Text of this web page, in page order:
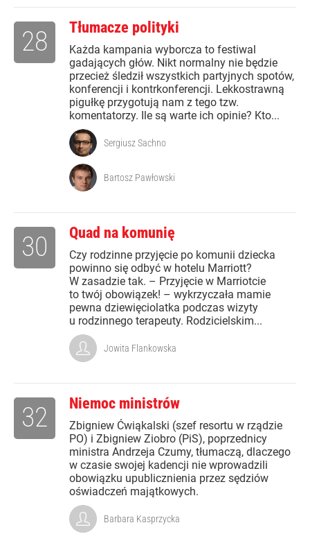
Tłumacze polityki
Każda kampania wyborcza to festiwal
gadających głów. Nikt normalny nie będzie
przecież śledził wszystkich partyjnych spotów,
konferencji i kontrkonferencji. Lekkostrawną
pigułkę przygotują nam z tego tzw.
komentatorzy. Ile są warte ich opinie? Kto...
28
Sergiusz Sachno
Bartosz Pawłowski
Quad na komunię
Czy rodzinne przyjęcie po komunii dziecka
powinno się odbyć w hotelu Marriott?
W zasadzie tak. – Przyjęcie w Marriotcie
to twój obowiązek! – wykrzyczała mamie
pewna dziewięciolatka podczas wizyty
u rodzinnego terapeuty. Rodzicielskim...
30
Jowita Flankowska
Niemoc ministrów
Zbigniew Ćwiąkalski (szef resortu w rządzie
PO) i Zbigniew Ziobro (PiS), poprzednicy
ministra Andrzeja Czumy, tłumaczą, dlaczego
w czasie swojej kadencji nie wprowadzili
obowiązku upublicznienia przez sędziów
oświadczeń majątkowych.
32
Barbara Kasprzycka